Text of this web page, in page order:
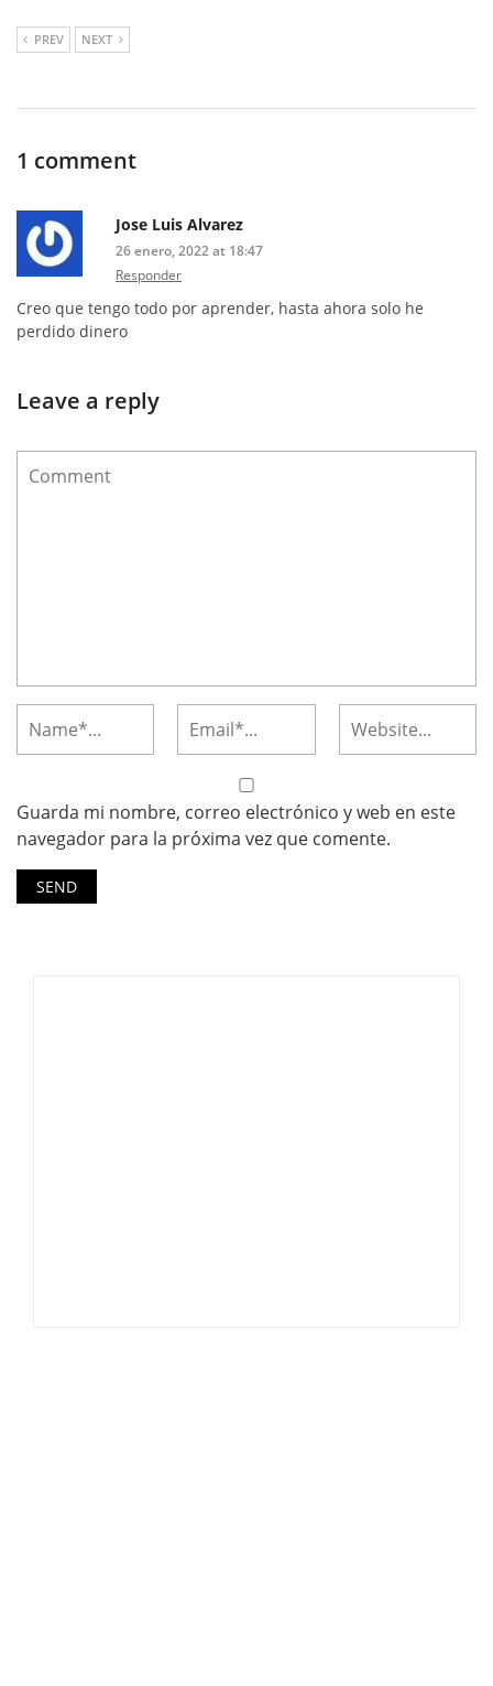
PREV NEXT
1 comment
Jose Luis Alvarez
26 enero, 2022 at 18:47
Responder
Creo que tengo todo por aprender, hasta ahora solo he
perdido dinero
Leave a reply
Guarda mi nombre, correo electrónico y web en este
navegador para la próxima vez que comente.